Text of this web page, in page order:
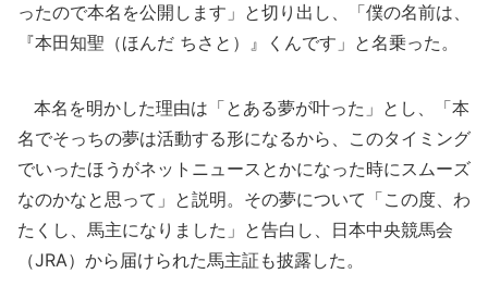
ったので本名を公開します」と切り出し、「僕の名前は、
『本田知聖（ほんだ ちさと）』くんです」と名乗った。
本名を明かした理由は「とある夢が叶った」とし、「本
名でそっちの夢は活動する形になるから、このタイミング
でいったほうがネットニュースとかになった時にスムーズ
なのかなと思って」と説明。その夢について「この度、わ
たくし、馬主になりました」と告白し、日本中央競馬会
（JRA）から届けられた馬主証も披露した。